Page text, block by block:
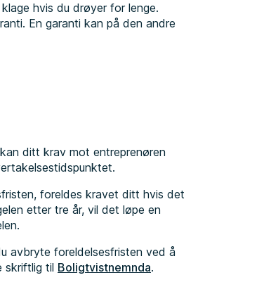
hvis du drøyer for lenge.
En garanti kan på den andre
ditt krav mot entreprenøren
foreldes kravet ditt hvis det
etter tre år, vil det løpe en
avbryte foreldelsesfristen ved å
skriftlig til Boligtvistnemnda.